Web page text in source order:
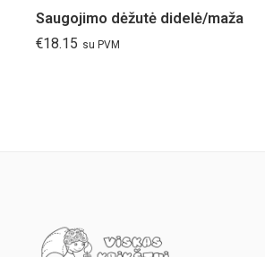
Saugojimo dėžutė didelė/maža
€18.15 su PVM